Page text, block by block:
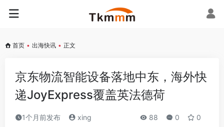
首页 • 出海快讯 • 正文
京东物流智能设备落地中东，海外快
递JoyExpress覆盖英法德荷
1个月前发布 xing 88 0 0